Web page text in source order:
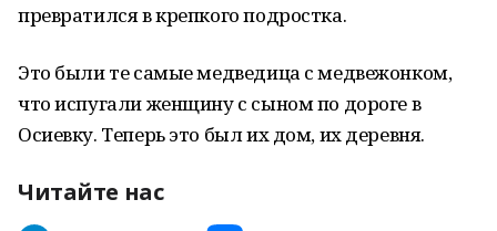
превратился в крепкого подростка.
Это были те самые медведица с медвежонком,
что испугали женщину с сыном по дороге в
Осиевку. Теперь это был их дом, их деревня.
Читайте нас